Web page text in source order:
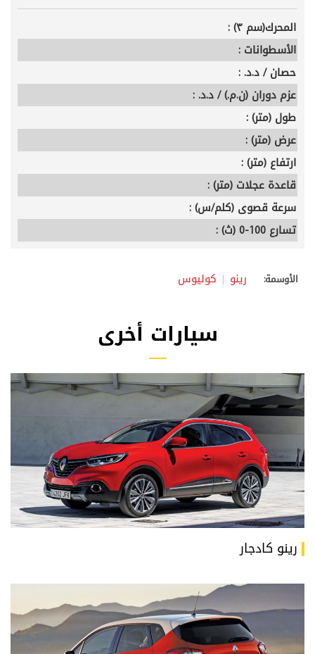
المحرك(سم ٣) :
الأسطوانات :
حصان / د.د. :
عزم دوران (ن.م.) / د.د. :
طول (متر) :
عرض (متر) :
ارتفاع (متر) :
قاعدة عجلات (متر) :
سرعة قصوى (كلم/س) :
تسارع 100-0 (ث) :
الأوسمة: رينو كوليوس
سيارات أخرى
رينو كادجار